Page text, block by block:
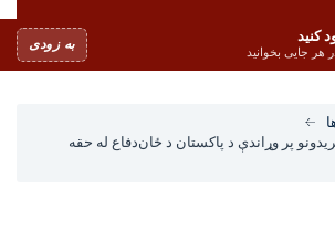
کنید
هر جایی بخوانید
به زودی
پر وړاندې د پاکستان د ځان‌دفاع له حقه